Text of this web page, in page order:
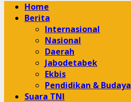
Primary
Menu
Home
Berita
Internasional
Nasional
Daerah
Jabodetabek
Ekbis
Pendidikan & Budaya
Suara TNI